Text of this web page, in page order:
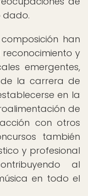
dado.
han
y
emergentes,
la carrera de
en la
de
con otros
también
y profesional
al
en todo el